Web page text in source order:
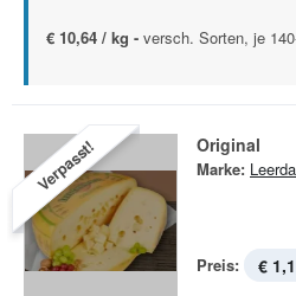
€ 10,64 / kg - versch. Sorten, je
Verpasst! Original
Marke:
Preis: €